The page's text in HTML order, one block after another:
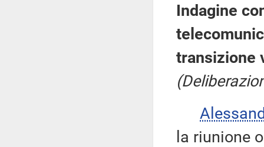
Indagine
transizione
la riunione